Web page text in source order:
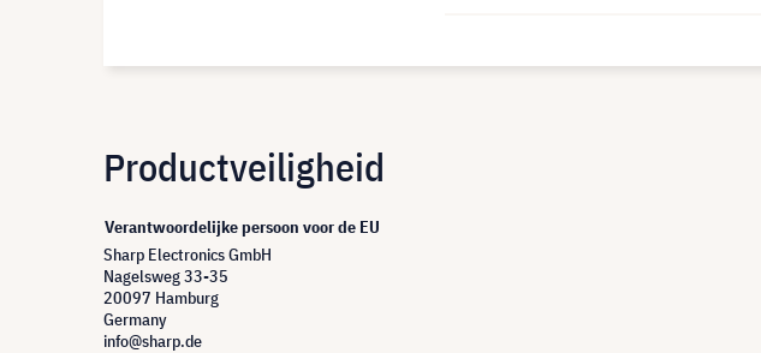
Productveiligheid
Verantwoordelijke persoon voor de EU
Sharp Electronics GmbH
Nagelsweg 33-35
20097 Hamburg
Germany
info@sharp.de